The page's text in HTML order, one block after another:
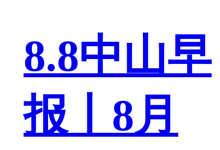
8.8中山早
报丨8月